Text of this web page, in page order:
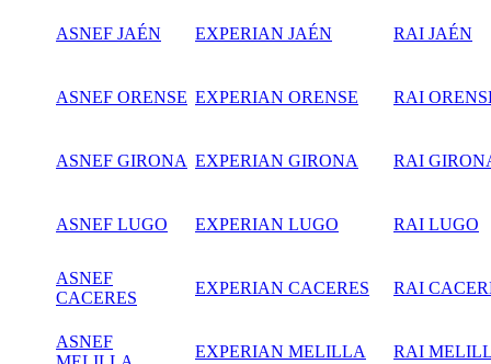
ASNEF JAÉN EXPERIAN JAÉN RAI JAÉN
ASNEF ORENSE EXPERIAN ORENSE RAI
ASNEF GIRONA EXPERIAN GIRONA RAI
ASNEF LUGO EXPERIAN LUGO RAI LUGO
ASNEF
CACERES
EXPERIAN CACERES RAI
ASNEF
EXPERIAN MELILLA RAI